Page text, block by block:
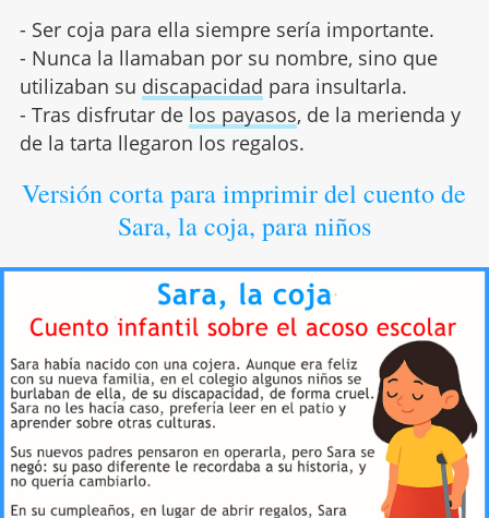
- Ser coja para ella siempre sería importante.
- Nunca la llamaban por su nombre, sino que
utilizaban su discapacidad para insultarla.
- Tras disfrutar de los payasos, de la merienda y
de la tarta llegaron los regalos.
Versión corta para imprimir del cuento de
Sara, la coja, para niños